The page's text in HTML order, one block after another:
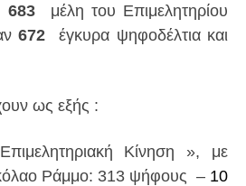
683 μέλη του Επιμελητηρίου
672 έγκυρα ψηφοδέλτια και
ως εξής :
Κίνηση », με
Ράμμο: 313 ψήφους – 10